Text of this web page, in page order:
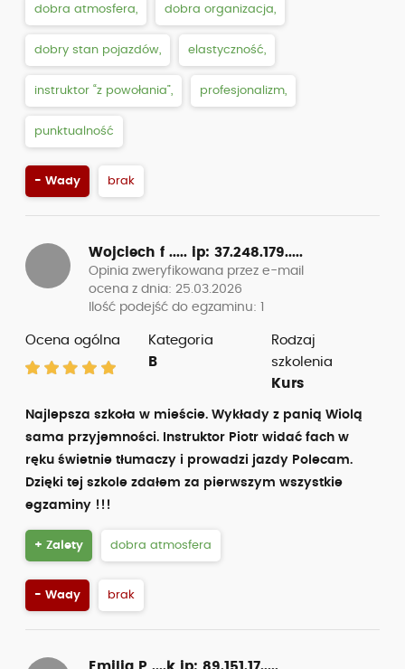
dobra atmosfera, dobra organizacja,
dobry stan pojazdów, elastyczność,
instruktor “z powołania”, profesjonalizm,
punktualność
- Wady brak
Wojciech f ..... ip: 37.248.179.....
Opinia zweryfikowana przez e-mail
ocena z dnia: 25.03.2026
Ilość podejść do egzaminu: 1
Ocena ogólna
Kategoria
B
Rodzaj
szkolenia
Kurs
Najlepsza szkoła w mieście. Wykłady z panią Wiolą
sama przyjemności. Instruktor Piotr widać fach w
ręku świetnie tłumaczy i prowadzi jazdy Polecam.
Dzięki tej szkole zdałem za pierwszym wszystkie
egzaminy !!!
+ Zalety dobra atmosfera
- Wady brak